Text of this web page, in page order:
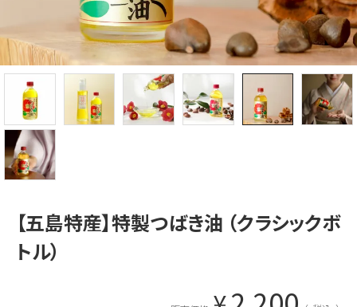
【五島特産】特製つばき油 （クラシックボ
トル）